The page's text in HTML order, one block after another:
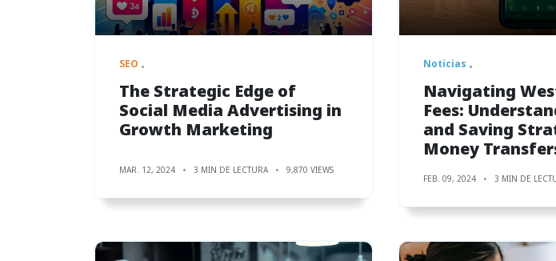
SEO
The Strategic Edge of
Social Media Advertising in
Growth Marketing
MAR. 12, 2024 3 MIN DE LECTURA 9,870 VIEWS
Noticias
Navigating
Fees:
and Saving
Money
FEB. 09, 2024 3 MIN DE